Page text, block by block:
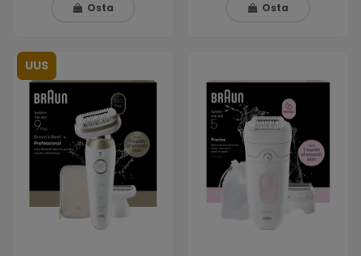
Osta Osta
UUS